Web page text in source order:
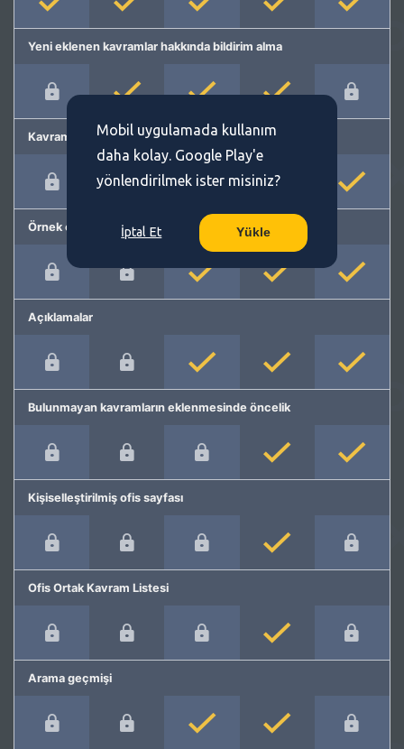
Yeni eklenen kavramlar hakkında bildirim alma
Kavram önerme
Örnek cümleler
Açıklamalar
Bulunmayan kavramların eklenmesinde öncelik
Kişiselleştirilmiş ofis sayfası
Ofis Ortak Kavram Listesi
Arama geçmişi
Mobil uygulamada kullanım
daha kolay. Google Play'e
yönlendirilmek ister misiniz?
İptal Et Yükle